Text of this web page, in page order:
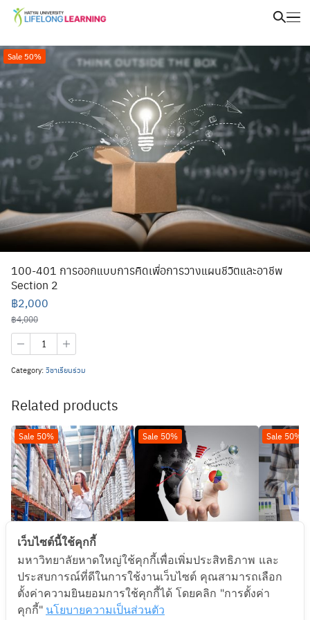
Sale 50%
100-401 การออกแบบการคิดเพื่อการวางแผนชีวิตและอาชีพ
Section 2
฿4,000
฿2,000
Category:วิชาเรียนร่วม
Related products
Sale 50%
202-314 การบัญชีสำหรับ
อุตสาหกรรม Section 1
฿4,000
฿ 2,000
Sale 50%
201-313 ความคิดสร้างสรรค์
และนวัตกรรม Section 1
฿4,000
฿2,000
Sale 50%
202-
เว็บไซต์นี้ใช้คุกกี้
มหาวิทยาลัยหาดใหญ่ใช้คุกกี้เพื่อเพิ่มประสิทธิภาพ และ
ประสบการณ์ที่ดีในการใช้งานเว็บไซต์ คุณสามารถเลือก
ตั้งค่าความยินยอมการใช้คุกกี้ได้ โดยคลิก "การตั้งค่า
คุกกี้" นโยบายความเป็นส่วนตัว